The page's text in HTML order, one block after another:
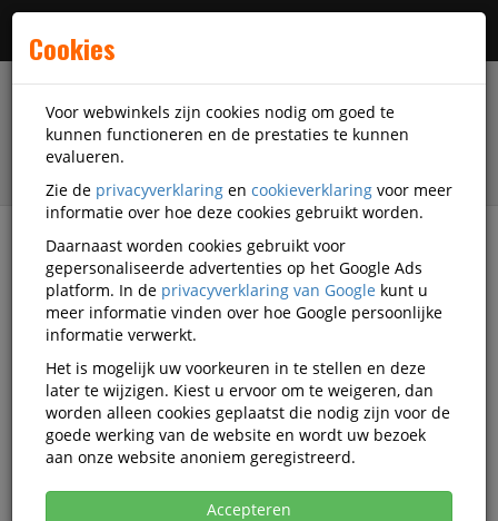
filter
Printer supplies Armor
Armor printer supplies
Armor Printer linten en
toebehoren
Cookies
Voor webwinkels zijn cookies nodig om goed te
kunnen functioneren en de prestaties te kunnen
evalueren.
Zie de privacyverklaring en cookieverklaring voor meer
informatie over hoe deze cookies gebruikt worden.
Daarnaast worden cookies gebruikt voor
gepersonaliseerde advertenties op het Google Ads
platform. In de privacyverklaring van Google kunt u
meer informatie vinden over hoe Google persoonlijke
informatie verwerkt.
Het is mogelijk uw voorkeuren in te stellen en deze
later te wijzigen. Kiest u ervoor om te weigeren, dan
worden alleen cookies geplaatst die nodig zijn voor de
goede werking van de website en wordt uw bezoek
aan onze website anoniem geregistreerd.
Accepteren